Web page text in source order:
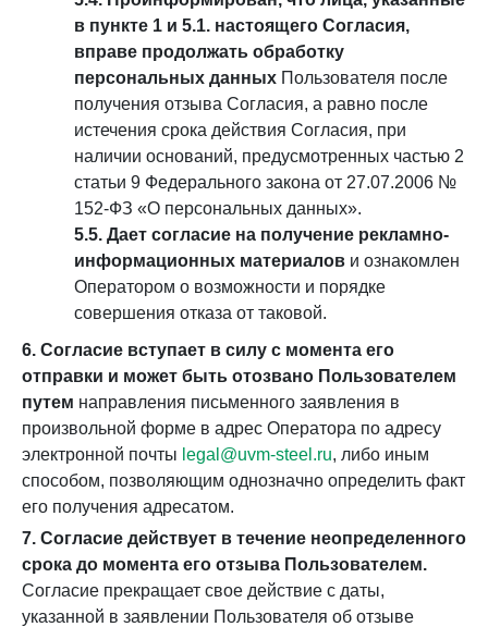
в пункте 1 и 5.1. настоящего Согласия,
вправе продолжать обработку
персональных данных Пользователя после
получения отзыва Согласия, а равно после
истечения срока действия Согласия, при
наличии оснований, предусмотренных частью 2
статьи 9 Федерального закона от 27.07.2006 №
152-ФЗ «О персональных данных».
5.5. Дает согласие на получение рекламно-
информационных материалов и ознакомлен
Оператором о возможности и порядке
совершения отказа от таковой.
6. Согласие вступает в силу с момента его
отправки и может быть отозвано Пользователем
путем направления письменного заявления в
произвольной форме в адрес Оператора по адресу
электронной почты legal@uvm-steel.ru, либо иным
способом, позволяющим однозначно определить факт
его получения адресатом.
7. Согласие действует в течение неопределенного
срока до момента его отзыва Пользователем.
Согласие прекращает свое действие с даты,
указанной в заявлении Пользователя об отзыве